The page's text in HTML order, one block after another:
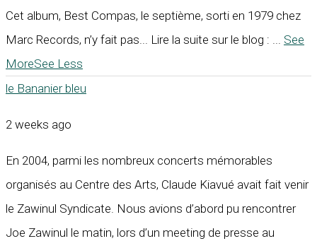
Cet album, Best Compas, le septième, sorti en 1979 chez
Marc Records, n’y fait pas... Lire la suite sur le blog : ... See
MoreSee Less
le Bananier bleu
2 weeks ago
En 2004, parmi les nombreux concerts mémorables
organisés au Centre des Arts, Claude Kiavué avait fait venir
le Zawinul Syndicate. Nous avions d’abord pu rencontrer
Joe Zawinul le matin, lors d’un meeting de presse au